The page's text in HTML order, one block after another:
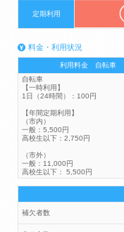
定期利用
料金・利用状況
利用料金 自転車
自転車
【一時利用】
1日（24時間）：100円
【年間定期利用】
（市内）
一般：5,500円
高校生以下：2,750円
（市外）
一般：11,000円
高校生以下： 5,500円
補欠者数